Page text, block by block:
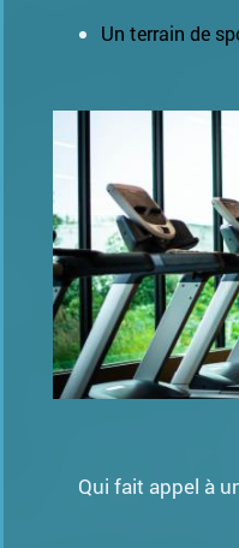
Un terrain de
Qui fait appel à